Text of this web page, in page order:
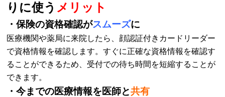
りに使う メリット
・保険の資格確認がスムーズに
医療機関や薬局に来院したら、顔認証付きカードリーダー
で資格情報を確認します。すぐに正確な資格情報を確認す
ることができるため、受付での待ち時間を短縮することが
できます。
・今までの医療情報を医師と共有